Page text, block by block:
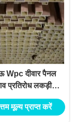
Wpc दीवार पैनल
प्रतिरोध लकड़ी
मिश्रित सजावट दीवार
बोर्ड
मूल्य प्राप्त करें